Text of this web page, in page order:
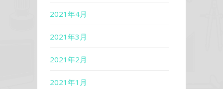
2021年4月
2021年3月
2021年2月
2021年1月